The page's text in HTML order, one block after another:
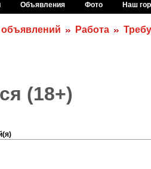
Объявления Фото Наш
объявлений Работа
(18+)